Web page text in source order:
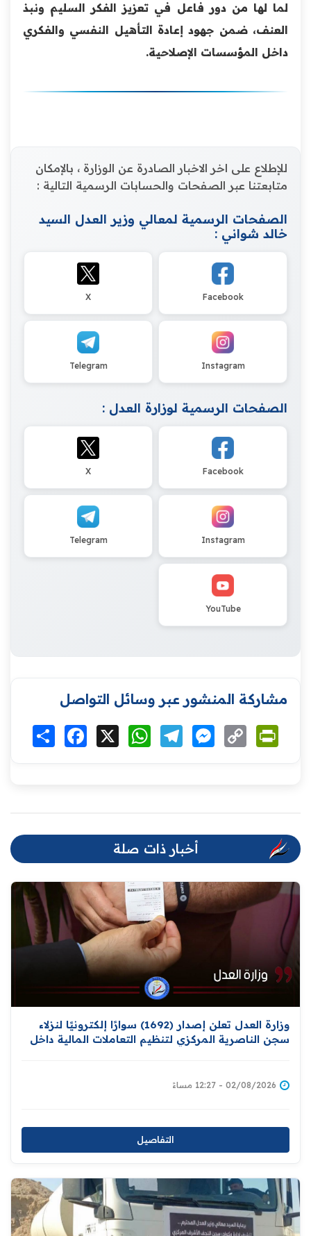
لما لها من دور فاعل في تعزيز الفكر السليم ونبذ
العنف، ضمن جهود إعادة التأهيل النفسي والفكري
داخل المؤسسات الإصلاحية.
للإطلاع على اخر الاخبار الصادرة عن الوزارة ، بالإمكان
متابعتنا عبر الصفحات والحسابات الرسمية التالية :
الصفحات الرسمية لمعالي وزير العدل السيد
خالد شواني :
Facebook
X
Instagram
Telegram
الصفحات الرسمية لوزارة العدل :
Facebook
X
Instagram
Telegram
YouTube
مشاركة المنشور عبر وسائل التواصل
انشر Facebook WhatsAppTelegramMessenger
Copy
Link
أخبار ذات صلة
وزارة العدل تعلن إصدار (1692) سوارًا إلكترونيًا لنزلاء
سجن الناصرية المركزي لتنظيم التعاملات المالية داخل
02/08/2026 - 12:27 مساءً
التفاصيل